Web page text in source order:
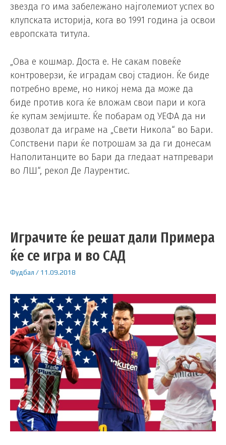
звезда го има забележано најголемиот успех во
клупската историја, кога во 1991 година ја освои
европската титула.
„Ова е кошмар. Доста е. Не сакам повеќе
контроверзи, ќе иградам свој стадион. Ќе биде
потребно време, но никој нема да може да
биде против кога ќе вложам свои пари и кога
ќе купам земјиште. Ќе побарам од УЕФА да ни
дозволат да играме на „Свети Никола“ во Бари.
Сопствени пари ќе потрошам за да ги донесам
Наполитанците во Бари да гледаат натпревари
во ЛШ“, рекол Де Лаурентис.
Играчите ќе решат дали Примера
ќе се игра и во САД
Фудбал / 11.09.2018